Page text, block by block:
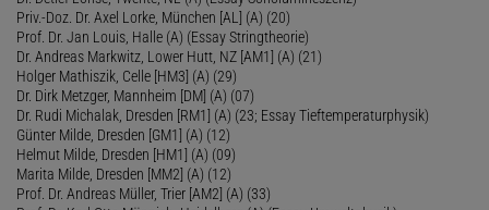
Priv.-Doz. Dr. Axel Lorke, München [AL] (A) (20)
Prof. Dr. Jan Louis, Halle (A) (Essay Stringtheorie)
Dr. Andreas Markwitz, Lower Hutt, NZ [AM1] (A) (21)
Holger Mathiszik, Celle [HM3] (A) (29)
Dr. Dirk Metzger, Mannheim [DM] (A) (07)
Dr. Rudi Michalak, Dresden [RM1] (A) (23; Essay Tieftemperaturphysik)
Günter Milde, Dresden [GM1] (A) (12)
Helmut Milde, Dresden [HM1] (A) (09)
Marita Milde, Dresden [MM2] (A) (12)
Prof. Dr. Andreas Müller, Trier [AM2] (A) (33)